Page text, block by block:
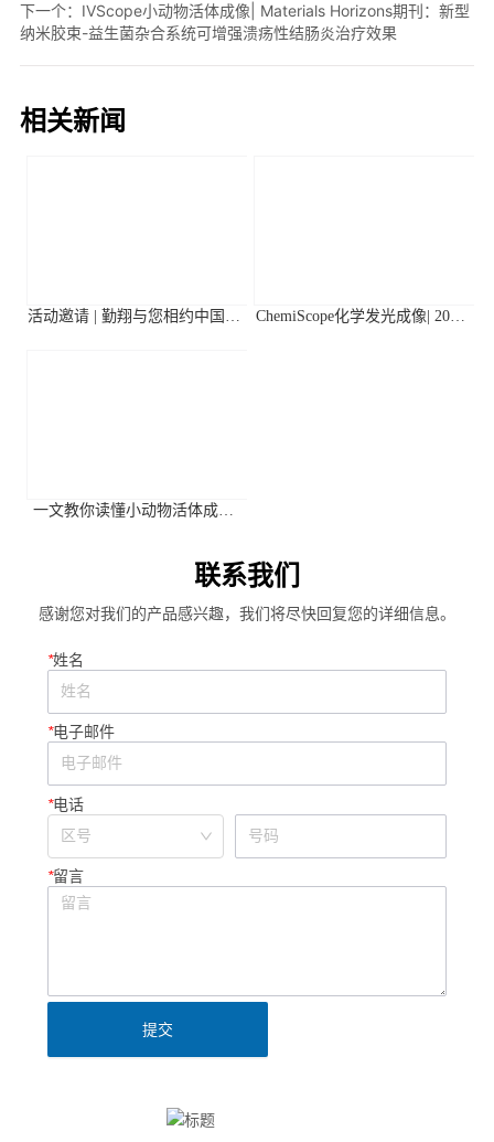
下一个： IVScope小动物活体成像| Materials Horizons期刊：新型
纳米胶束-益生菌杂合系统可增强溃疡性结肠炎治疗效果
相关新闻
活动邀请 | 勤翔与您相约中国植
ChemiScope化学发光成像| 2026
一文教你读懂小动物活体成像
联系我们
感谢您对我们的产品感兴趣，我们将尽快回复您的详细信息。
*姓名
*电子邮件
*电话
*留言
提交